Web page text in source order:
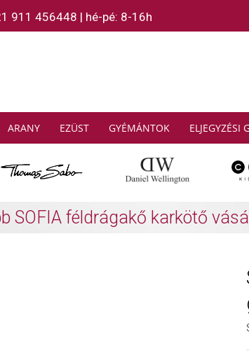
911 456448 | hé-pé: 8-16h
ARANY EZÜST GYÉMÁNTOK ELJEGYZÉSI
SABO: Gyűjtsön és spóroljon